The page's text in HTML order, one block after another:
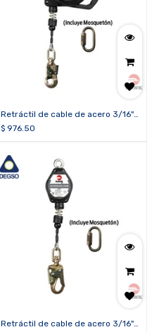
Retráctil de cable de acero 3/16"
de 6 m HAWK®H/RGS-M, incluye
$ 976.50
Retráctil de cable de acero 3/16"